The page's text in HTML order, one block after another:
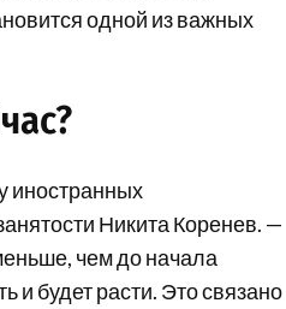
одной из важных
иностранных
Никита Коренев. —
чем до начала
и будет расти. Это связано